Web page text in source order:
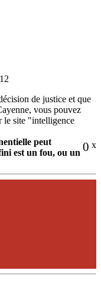
de justice et que
vous pouvez
le site "intelligence
0 x
peut
est un fou, ou un